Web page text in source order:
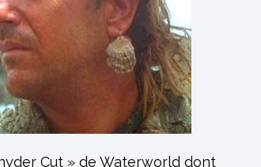
Cut » de Waterworld dont